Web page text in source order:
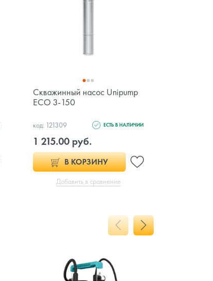
Скважинный насос Unipump
ECO 3-150
код: 121309 ЕСТЬ В НАЛИЧИИ
1 215.00 руб.
В КОРЗИНУ
Добавить в сравнение